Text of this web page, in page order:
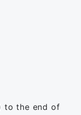
to the end of